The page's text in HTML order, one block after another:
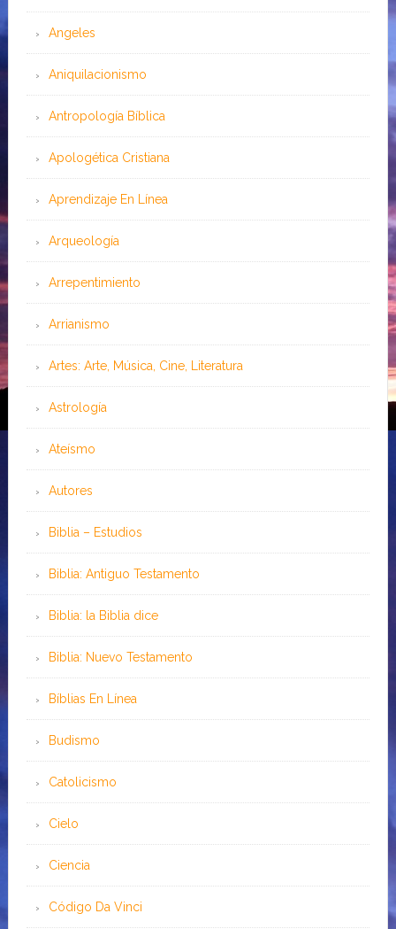
Angeles
Aniquilacionismo
Antropología Bíblica
Apologética Cristiana
Aprendizaje En Línea
Arqueología
Arrepentimiento
Arrianismo
Artes: Arte, Música, Cine, Literatura
Astrología
Ateísmo
Autores
Biblia – Estudios
Biblia: Antiguo Testamento
Biblia: la Biblia dice
Biblia: Nuevo Testamento
Bíblias En Línea
Budismo
Catolicismo
Cielo
Ciencia
Código Da Vinci